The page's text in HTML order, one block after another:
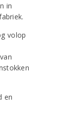
in
volop
en